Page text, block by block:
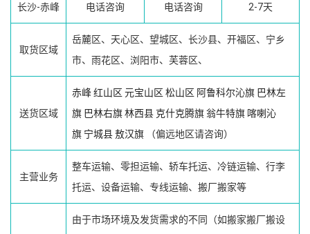
长沙-赤峰 电话咨询 电话咨询 2-7天
取货区域
岳麓区、天心区、望城区、长沙县、开福区、宁乡
市、雨花区、浏阳市、芙蓉区、
送货区域
赤峰红山区 元宝山区 松山区 阿鲁科尔沁旗 巴林左
旗 巴林右旗林西县 克什克腾旗翁牛特旗 喀喇沁
旗 宁城县敖汉旗 （偏远地区请咨询）
主营业务
整车运输、零担运输、轿车托运、冷链运输、行李
托运、设备运输、专线运输、搬厂搬家等
由于市场环境及发货需求的不同（如搬家搬厂搬设